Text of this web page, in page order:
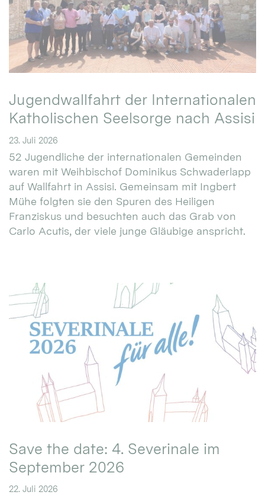
Jugendwallfahrt der Internationalen
Katholischen Seelsorge nach Assisi
23. Juli 2026
52 Jugendliche der internationalen Gemeinden
waren mit Weihbischof Dominikus Schwaderlapp
auf Wallfahrt in Assisi. Gemeinsam mit Ingbert
Mühe folgten sie den Spuren des Heiligen
Franziskus und besuchten auch das Grab von
Carlo Acutis, der viele junge Gläubige anspricht.
Save the date: 4. Severinale im
September 2026
22. Juli 2026